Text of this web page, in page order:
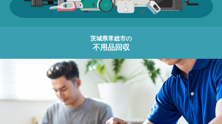
茨城県常総市の
不用品回収